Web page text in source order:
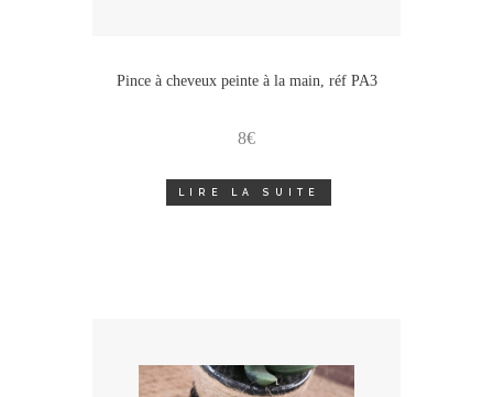
Pince à cheveux peinte à la main, réf PA3
8€
LIRE LA SUITE